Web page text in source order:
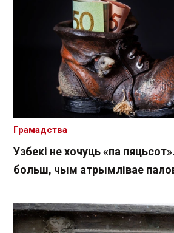
Узбекі не хочуць «па
больш, чым атрымлівае
Грамадства